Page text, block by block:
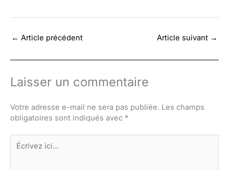
← Article précédent Article suivant →
Laisser un commentaire
Votre adresse e-mail ne sera pas publiée. Les champs
obligatoires sont indiqués avec *
Écrivez
ici…